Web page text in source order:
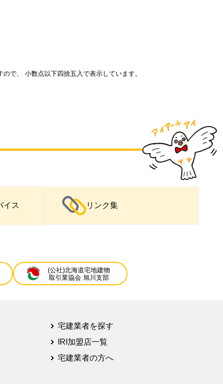
で、 小数点以下四捨五入で表示しています。
イス リンク集
(公社)北海道宅地建物
取引業協会 旭川支部
宅建業者を探す
IRI加盟店一覧
宅建業者の方へ